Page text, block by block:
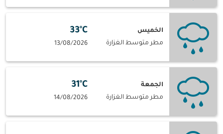
الخميس
مطر متوسط الغزارة
33°C
13/08/2026
الجمعة
مطر متوسط الغزارة
31°C
14/08/2026